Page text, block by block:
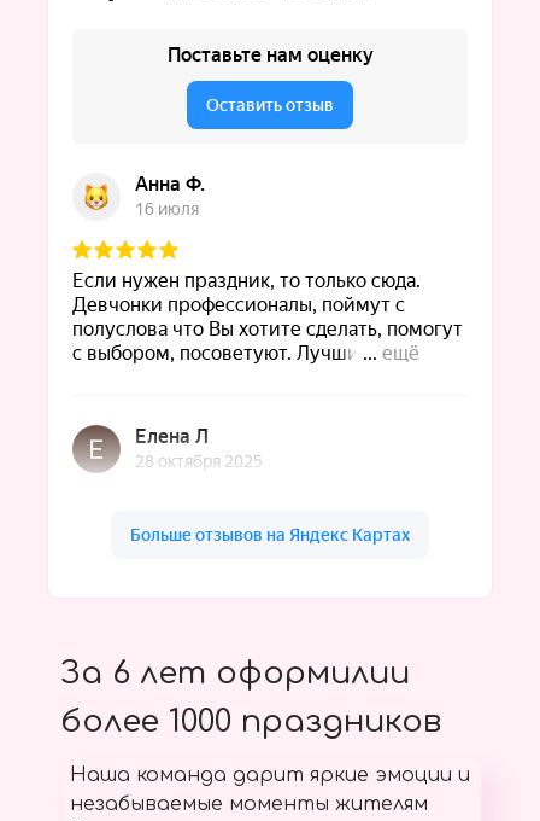
За 6 лет оформилии
более 1000 праздников
Наша команда дарит яркие эмоции и
незабываемые моменты жителям